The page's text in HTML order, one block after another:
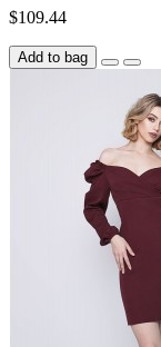
$109.44
Add to bag